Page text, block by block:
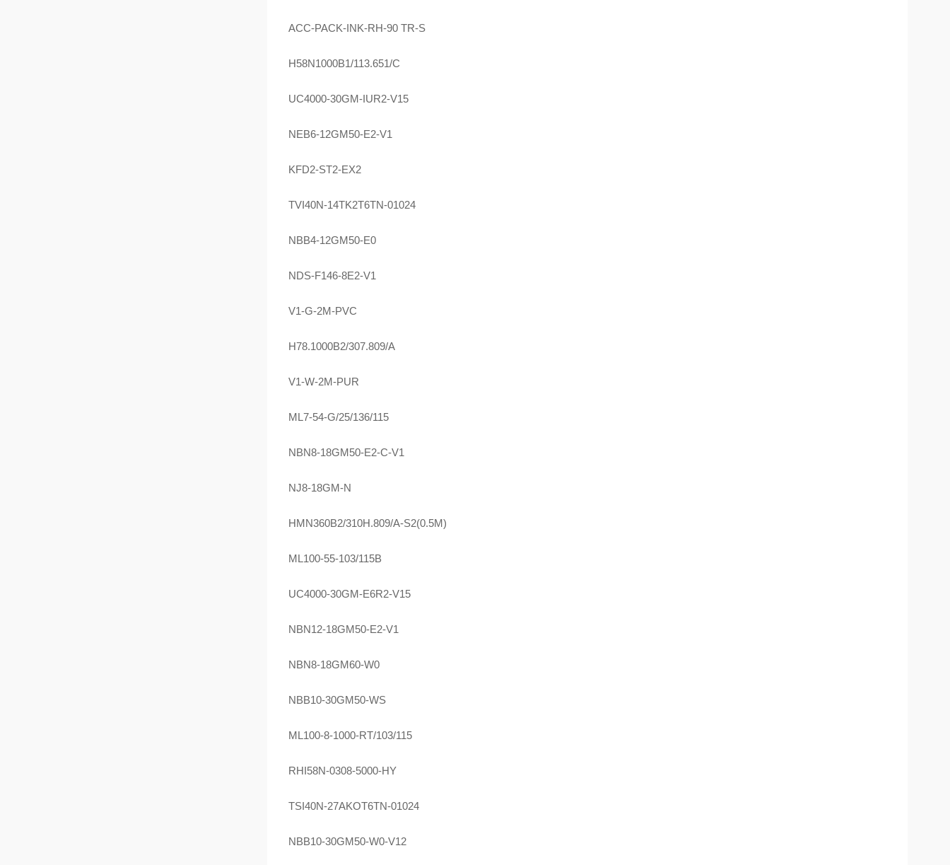
ACC-PACK-INK-RH-90 TR-S
H58N1000B1/113.651/C
UC4000-30GM-IUR2-V15
NEB6-12GM50-E2-V1
KFD2-ST2-EX2
TVI40N-14TK2T6TN-01024
NBB4-12GM50-E0
NDS-F146-8E2-V1
V1-G-2M-PVC
H78.1000B2/307.809/A
V1-W-2M-PUR
ML7-54-G/25/136/115
NBN8-18GM50-E2-C-V1
NJ8-18GM-N
HMN360B2/310H.809/A-S2(0.5M)
ML100-55-103/115B
UC4000-30GM-E6R2-V15
NBN12-18GM50-E2-V1
NBN8-18GM60-W0
NBB10-30GM50-WS
ML100-8-1000-RT/103/115
RHI58N-0308-5000-HY
TSI40N-27AKOT6TN-01024
NBB10-30GM50-W0-V12